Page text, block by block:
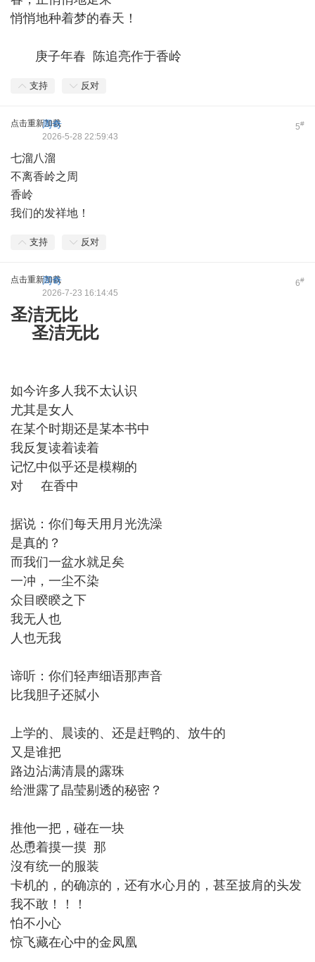
悄悄地种着梦的春天！
庚子年春 陈追亮作于香岭
支持 反对
点击重新加载 5#
周奇
2026-5-28 22:59:43
七溜八溜
不离香岭之周
香岭
我们的发祥地！
支持 反对
点击重新加载 6#
周奇
2026-7-23 16:14:45
圣洁无比
圣洁无比
如今许多人我不太认识
尤其是女人
在某个时期还是某本书中
我反复读着读着
记忆中似乎还是模糊的
对 在香中
据说：你们每天用月光洗澡
是真的？
而我们一盆水就足矣
一冲，一尘不染
众目睽睽之下
我无人也
人也无我
谛听：你们轻声细语那声音
比我胆子还脦小
上学的、晨读的、还是赶鸭的、放牛的
又是谁把
路边沾满清晨的露珠
给泄露了晶莹剔透的秘密？
推他一把，碰在一块
怂恿着摸一摸 那
沒有统一的服装
卡机的，的确凉的，还有水心月的，甚至披肩的头发
我不敢！！！
怕不小心
惊飞藏在心中的金凤凰